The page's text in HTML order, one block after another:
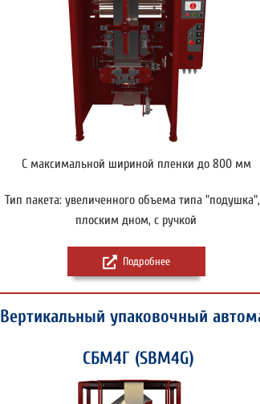
С максимальной шириной пленки до 800 мм
Тип пакета: увеличенного объема типа
плоским дном, с ручкой
Подробнее
Вертикальный упаковочный
СБМ4Г (SBM4G)